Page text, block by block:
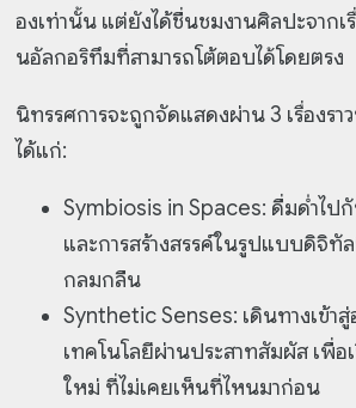
องเท่านั้น แต่ยังได้ชื่นชมงานศิลปะจากเ
นอัลกอริทึมที่สามารถโต้ตอบได้โดยตรง
นิทรรศการจะถูกจัดแสดงผ่าน 3 เรื่องร
ได้แก่:
Symbiosis in Spaces: ดื่มด่ำไป
และการสร้างสรรค์ในรูปแบบดิจิทั
กลมกลืน
Synthetic Senses: เดินทางเข้า
เทคโนโลยีผ่านประสาทสัมผัส เพื่
ใหม่ ที่ไม่เคยเห็นที่ไหนมาก่อน